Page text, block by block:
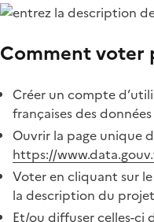
Comment voter
Créer un compte
françaises des
Ouvrir la page unique
https://
Voter en cliquant sur
la description du
Et/ou diffuser celles-ci